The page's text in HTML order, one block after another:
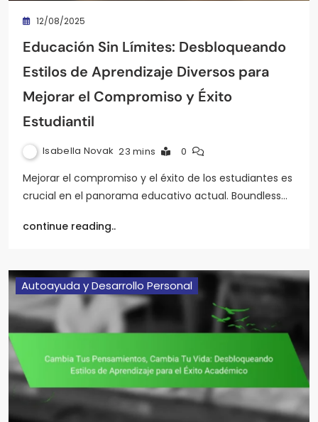
12/08/2025
Educación Sin Límites: Desbloqueando
Estilos de Aprendizaje Diversos para
Mejorar el Compromiso y Éxito
Estudiantil
Isabella Novak 23 mins 0
Mejorar el compromiso y el éxito de los estudiantes es
crucial en el panorama educativo actual. Boundless…
continue reading..
Autoayuda y Desarrollo Personal